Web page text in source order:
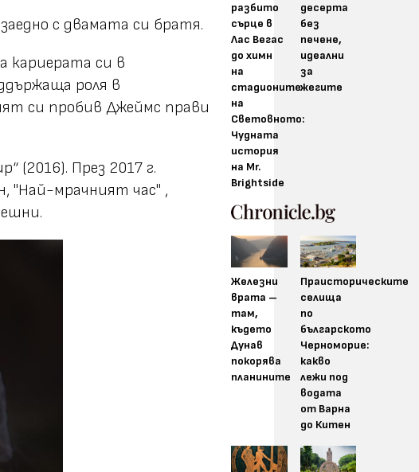
с двамата си братя.
кариерата си в
роля в
си пробив Джеймс прави
(2016). През 2017 г.
"Най-мрачният час" ,
разбито
сърце в
Лас Вегас
до химн
на
стадионите
на
Световното:
Чудната
история
на Mr.
Brightside
десерта
без
печене,
идеални
за
жегите
Железни
врата –
там,
където
Дунав
покорява
планините
Праисторическите
селища
по
българското
Черноморие:
какво
лежи под
водата
от Варна
до Китен